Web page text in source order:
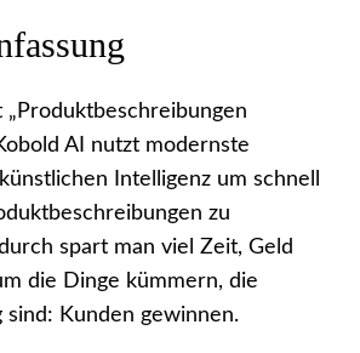
„Produktbeschreibungen
AI nutzt modernste
Intelligenz um schnell
zu
spart man viel Zeit, Geld
die Dinge kümmern, die
Kunden gewinnen.